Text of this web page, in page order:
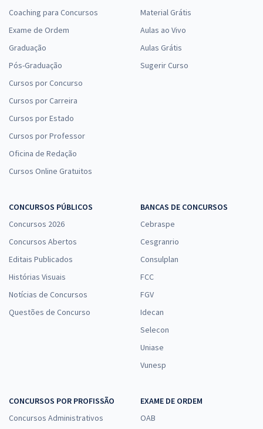
Coaching para Concursos
Exame de Ordem
Graduação
Pós-Graduação
Cursos por Concurso
Cursos por Carreira
Cursos por Estado
Cursos por Professor
Oficina de Redação
Cursos Online Gratuitos
Material Grátis
Aulas ao Vivo
Aulas Grátis
Sugerir Curso
CONCURSOS PÚBLICOS
Concursos 2026
Concursos Abertos
Editais Publicados
Histórias Visuais
Notícias de Concursos
Questões de Concurso
BANCAS DE CONCURSOS
Cebraspe
Cesgranrio
Consulplan
FCC
FGV
Idecan
Selecon
Uniase
Vunesp
CONCURSOS POR PROFISSÃO
Concursos Administrativos
EXAME DE ORDEM
OAB